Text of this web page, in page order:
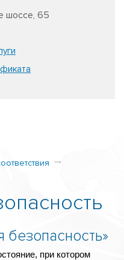
шоссе, 65
безопасность»
при котором